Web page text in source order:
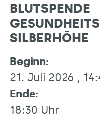
BLUTSPENDE
SILBERHÖHE
Beginn:
21. Juli 2026 ,
Ende:
18:30 Uhr